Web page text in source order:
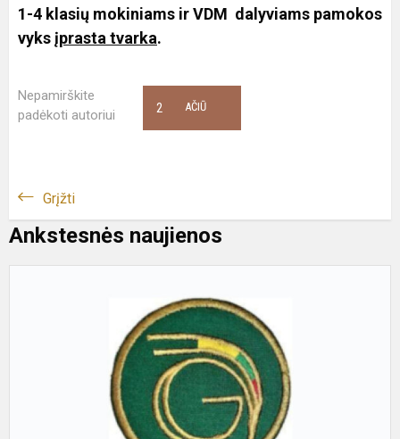
1-4 klasių mokiniams ir VDM dalyviams pamokos
vyks įprasta tvarka.
Nepamirškite
padėkoti autoriui
AČIŪ
2
Grįžti
Ankstesnės naujienos